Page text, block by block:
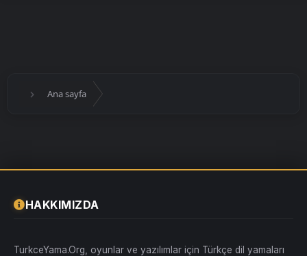
Ana sayfa
HAKKIMIZDA
TurkceYama.Org, oyunlar ve yazılımlar için Türkçe dil yamaları